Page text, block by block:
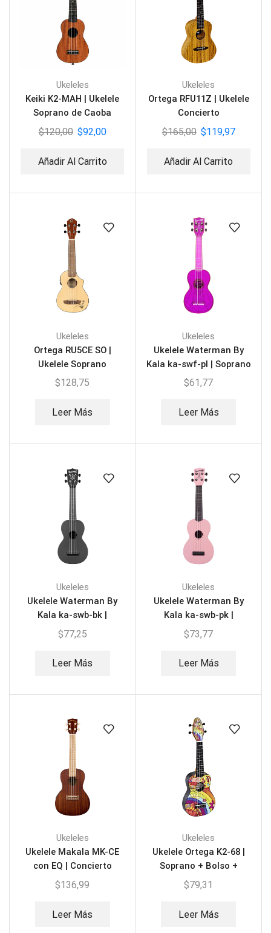
Ukeleles
Keiki K2-MAH | Ukelele
Soprano de Caoba
$120,00 $92,00
Añadir Al Carrito
Ukeleles
Ortega RFU11Z | Ukelele
Concierto
$165,00 $119,97
Añadir Al Carrito
Ukeleles
Ortega RU5CE SO |
Ukelele Soprano
$128,75
Leer Más
Ukeleles
Ukelele Waterman By
Kala ka-swf-pl | Soprano
$61,77
Leer Más
Ukeleles
Ukelele Waterman By
Kala ka-swb-bk |
Soprano
$77,25
Leer Más
Ukeleles
Ukelele Waterman By
Kala ka-swb-pk |
Soprano
$73,77
Leer Más
Ukeleles
Ukelele Makala MK-CE
con EQ | Concierto
$136,99
Leer Más
Ukeleles
Ukelele Ortega K2-68 |
Soprano + Bolso +
Afinador
$79,31
Leer Más